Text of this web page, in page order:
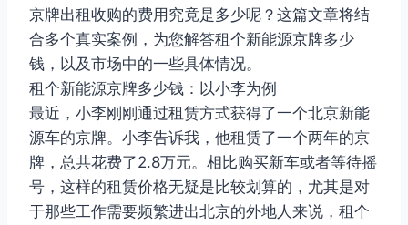
京牌出租收购的费用究竟是多少呢？这篇文章将结
合多个真实案例，为您解答租个新能源京牌多少
钱，以及市场中的一些具体情况。
租个新能源京牌多少钱：以小李为例
最近，小李刚刚通过租赁方式获得了一个北京新能
源车的京牌。小李告诉我，他租赁了一个两年的京
牌，总共花费了2.8万元。相比购买新车或者等待摇
号，这样的租赁价格无疑是比较划算的，尤其是对
于那些工作需要频繁进出北京的外地人来说，租个